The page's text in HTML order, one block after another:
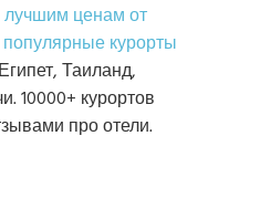
ценам от
курорты
Таиланд,
10000+ курортов
про отели.